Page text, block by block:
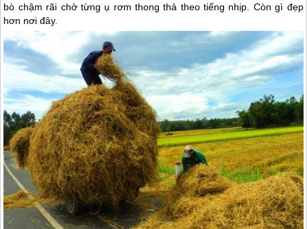
bò chậm rãi chở từng ụ rơm thong thả theo tiếng nhịp. Còn gì đẹp
hơn nơi đây.